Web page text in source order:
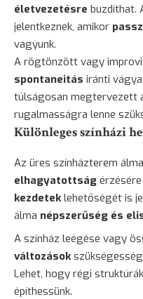
életvezetésre buzdíthat.
jelentkeznek, amikor
vagyunk.
A rögtönzött vagy
spontaneitás iránti
túlságosan megtervezett
rugalmasságra lenne
Különleges színházi
Az üres színházterem álma
elhagyatottság
kezdeteklehetőségét is
álma népszerűség és
A színház leégése vagy
változások
Lehet, hogy régi
építhessünk.